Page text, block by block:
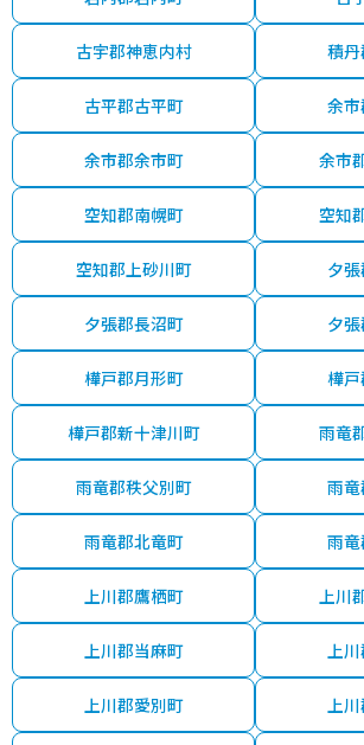
古宇郡神恵内村 積
古平郡古平町 余
余市郡余市町 余市
空知郡南幌町 空知
空知郡上砂川町 夕
夕張郡長沼町 夕
樺戸郡月形町 樺
樺戸郡新十津川町 雨竜
雨竜郡秩父別町 雨
雨竜郡北竜町 雨
上川郡鷹栖町 上川
上川郡当麻町 上
上川郡愛別町 上